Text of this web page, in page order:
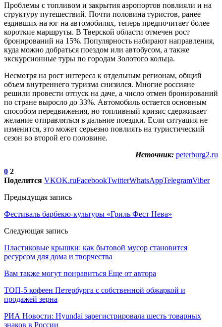
Проблемы с топливом и закрытия аэропортов повлияли и на
структуру путешествий. Почти половина туристов, ранее
ездивших на юг на автомобилях, теперь предпочитает более
короткие маршруты. В Тверской области отмечен рост
бронирований на 15%. Популярность набирают направления,
куда можно добраться поездом или автобусом, а также
экскурсионные туры по городам Золотого кольца.
Несмотря на рост интереса к отдельным регионам, общий
объем внутреннего туризма снизился. Многие россияне
решили провести отпуск на даче, а число отмен бронирований
по стране выросло до 33%. Автомобиль остается основным
способом передвижения, но топливный кризис сдерживает
желание отправляться в дальние поездки. Если ситуация не
изменится, это может серьезно повлиять на туристический
сезон во второй его половине.
Источник: peterburg2.ru
0 2
Поделится VKOK.ruFacebookTwitterWhatsAppTelegramViber
Предыдущая запись
Фестиваль барбекю-культуры «Гриль Фест Нева»
Следующая запись
Пластиковые крышки: как бытовой мусор становится
ресурсом для дома и творчества
Вам также могут понравиться Еще от автора
ТОП-5 кофеен Петербурга с собственной обжаркой и
продажей зерна
РИА Новости: Hyundai зарегистрировала шесть товарных
знаков в России